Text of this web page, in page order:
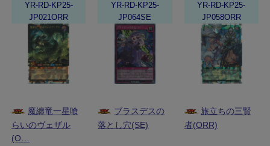
YR-RD-KP25-
JP021ORR
魔纏竜一星喰
らいのヴェザル
(O…
YR-RD-KP25-
JP064SE
ブラスデスの
落とし穴(SE)
YR-RD-KP25-
JP058ORR
旅立ちの三賢
者(ORR)